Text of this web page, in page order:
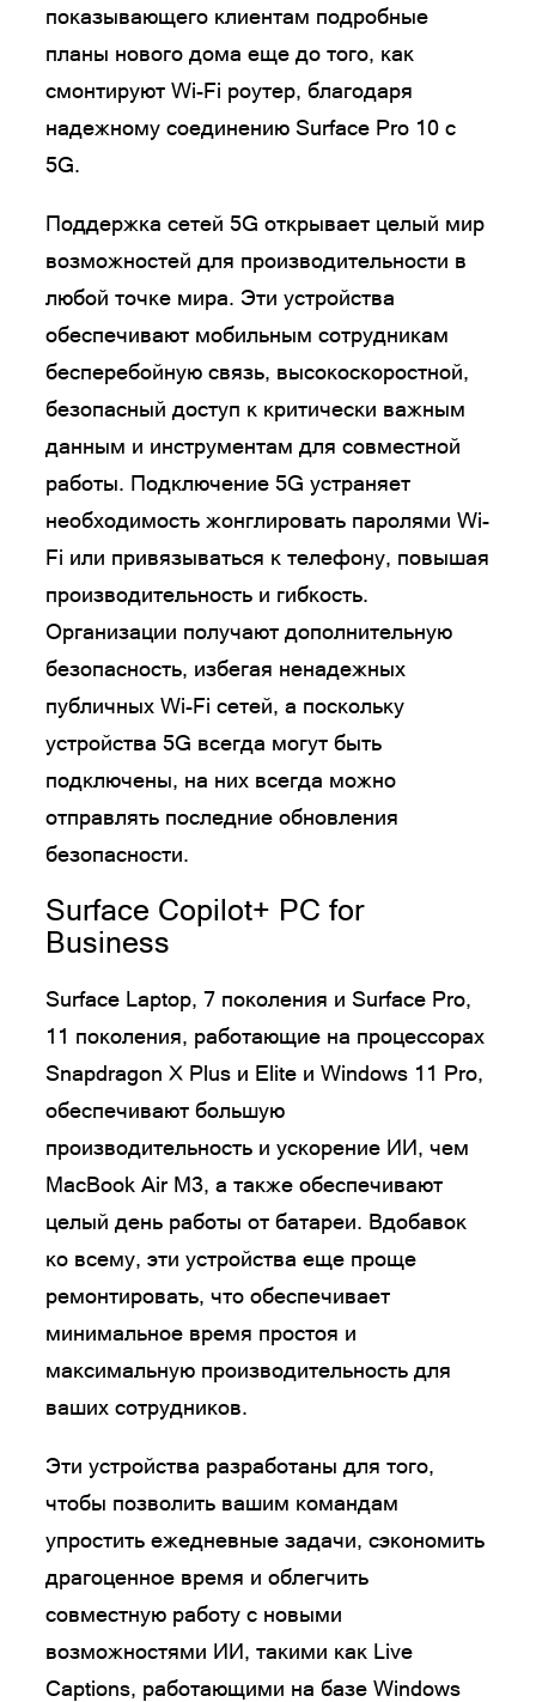
показывающего клиентам подробные
планы нового дома еще до того, как
смонтируют Wi-Fi роутер, благодаря
надежному соединению Surface Pro 10 с
5G.
Поддержка сетей 5G открывает целый мир
возможностей для производительности в
любой точке мира. Эти устройства
обеспечивают мобильным сотрудникам
бесперебойную связь, высокоскоростной,
безопасный доступ к критически важным
данным и инструментам для совместной
работы. Подключение 5G устраняет
необходимость жонглировать паролями Wi-
Fi или привязываться к телефону, повышая
производительность и гибкость.
Организации получают дополнительную
безопасность, избегая ненадежных
публичных Wi-Fi сетей, а поскольку
устройства 5G всегда могут быть
подключены, на них всегда можно
отправлять последние обновления
безопасности.
Surface Copilot+ PC for
Business
Surface Laptop, 7 поколения и Surface Pro,
11 поколения, работающие на процессорах
Snapdragon X Plus и Elite и Windows 11 Pro,
обеспечивают большую
производительность и ускорение ИИ, чем
MacBook Air M3, а также обеспечивают
целый день работы от батареи. Вдобавок
ко всему, эти устройства еще проще
ремонтировать, что обеспечивает
минимальное время простоя и
максимальную производительность для
ваших сотрудников.
Эти устройства разработаны для того,
чтобы позволить вашим командам
упростить ежедневные задачи, сэкономить
драгоценное время и облегчить
совместную работу с новыми
возможностями ИИ, такими как Live
Captions, работающими на базе Windows